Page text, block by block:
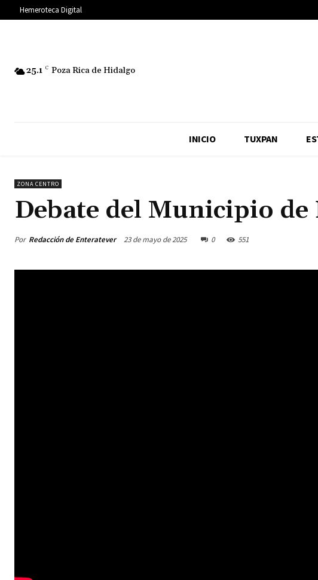
Hemeroteca Digital
25.1 C Poza Rica de Hidalgo
INICIO TUXPAN
ZONA CENTRO
Debate del Municipio de
Por Redacción de Enteratever 23 de mayo de 2025 0 551